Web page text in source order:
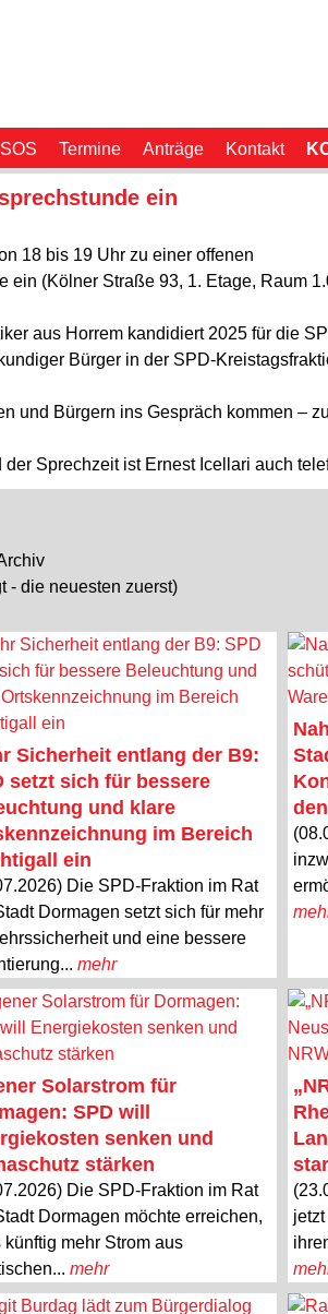
Termine Anträge Kontakt
ein
18 bis 19 Uhr zu einer offenen
ein (Kölner Straße 93, 1. Etage, Raum
aus Horrem kandidiert 2025 für die
Bürger in der SPD-
und Bürgern ins Gespräch kommen –
Sprechzeit ist Ernest Icellari auch
- die neuesten zuerst)
Sicherheit entlang der B9:
setzt sich für bessere
und klare
im Bereich
ein
Die SPD-Fraktion im Rat
Dormagen setzt sich für mehr
und eine bessere
mehr
Solarstrom für
SPD will
senken und
stärken
Die SPD-Fraktion im Rat
Dormagen möchte erreichen,
künftig mehr Strom aus
mehr